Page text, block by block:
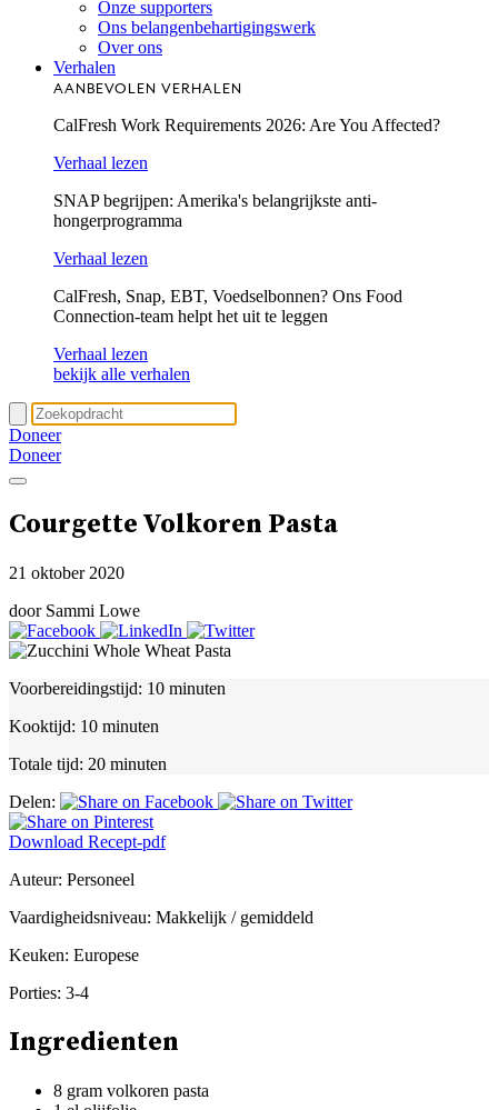
Onze supporters
Ons belangenbehartigingswerk
Over ons
Verhalen
AANBEVOLEN VERHALEN
CalFresh Work Requirements 2026: Are You Affected?
Verhaal lezen
SNAP begrijpen: Amerika's belangrijkste anti-
hongerprogramma
Verhaal lezen
CalFresh, Snap, EBT, Voedselbonnen? Ons Food
Connection-team helpt het uit te leggen
Verhaal lezen
bekijk alle verhalen
Doneer
Doneer
Courgette Volkoren Pasta
21 oktober 2020
door Sammi Lowe
Voorbereidingstijd: 10 minuten
Kooktijd: 10 minuten
Totale tijd: 20 minuten
Delen:
Download Recept-pdf
Auteur: Personeel
Vaardigheidsniveau: Makkelijk / gemiddeld
Keuken: Europese
Porties: 3-4
Ingredienten
8 gram volkoren pasta